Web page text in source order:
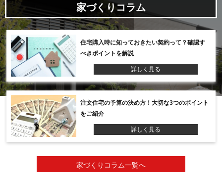
家づくりコラム
住宅購入時に知っておきたい契約って？確認す
べきポイントを解説
詳しく見る
注文住宅の予算の決め方！大切な3つのポイント
をご紹介
詳しく見る
家づくりコラム一覧へ